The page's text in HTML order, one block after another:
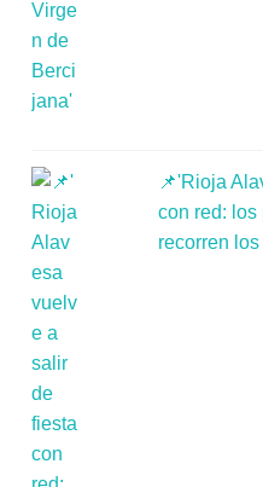
📌'Rioja
con red: los
recorren